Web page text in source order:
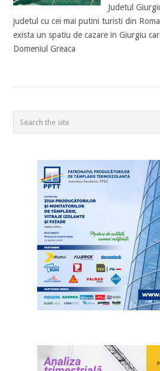
Judetul
judetul cu cei mai putini turisti din
exista un spatiu de cazare in Giurgiu
Domeniul Greaca
POSTS
NAVIGATION